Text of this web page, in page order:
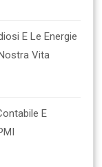
E Le Energie
Vita
E